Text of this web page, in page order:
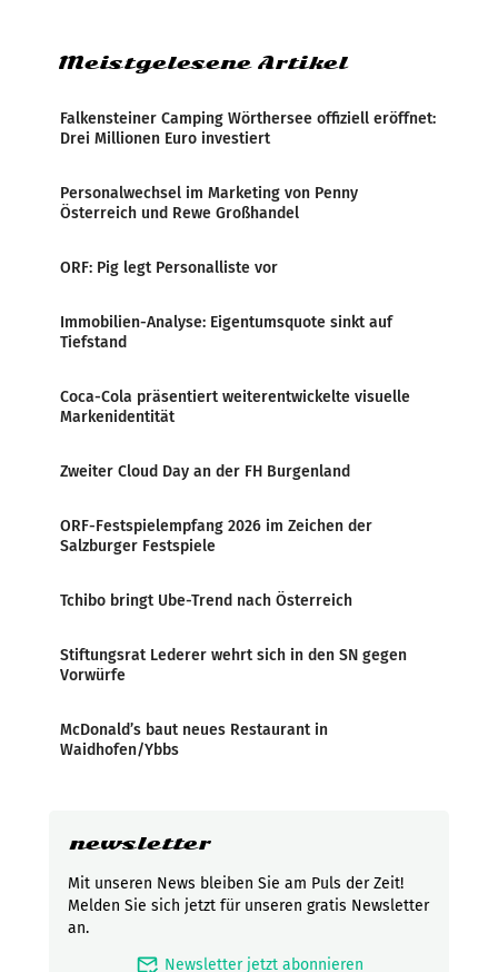
Meistgelesene Artikel
Falkensteiner Camping Wörthersee offiziell eröffnet:
Drei Millionen Euro investiert
Personalwechsel im Marketing von Penny
Österreich und Rewe Großhandel
ORF: Pig legt Personalliste vor
Immobilien-Analyse: Eigentumsquote sinkt auf
Tiefstand
Coca-Cola präsentiert weiterentwickelte visuelle
Markenidentität
Zweiter Cloud Day an der FH Burgenland
ORF-Festspielempfang 2026 im Zeichen der
Salzburger Festspiele
Tchibo bringt Ube-Trend nach Österreich
Stiftungsrat Lederer wehrt sich in den SN gegen
Vorwürfe
McDonald’s baut neues Restaurant in
Waidhofen/Ybbs
newsletter
Mit unseren News bleiben Sie am Puls der Zeit!
Melden Sie sich jetzt für unseren gratis Newsletter
an.
mark_email_read Newsletter jetzt abonnieren